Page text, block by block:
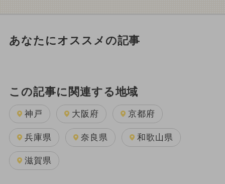
あなたにオススメの記事
この記事に関連する地域
神戸 大阪府 京都府
兵庫県 奈良県 和歌山県
滋賀県